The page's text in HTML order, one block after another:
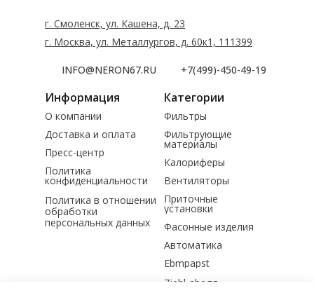
Информация Категории
Фильтры
Доставка и оплата
Пресс-центр
О компании
INFO@NERON67.RU +7(499)-450-49-19
Политика
конфиденциальности
Политика в отношении
обработки
персональных данных
Фильтрующие
материалы
Вентиляторы
Калориферы
Ebmpapst
Приточные
установки
Фасонные изделия
Автоматика
Ziehl-abegg
г. Смоленск, ул. Кашена, д. 23
г. Москва, ул. Металлургов, д. 60к1, 111399